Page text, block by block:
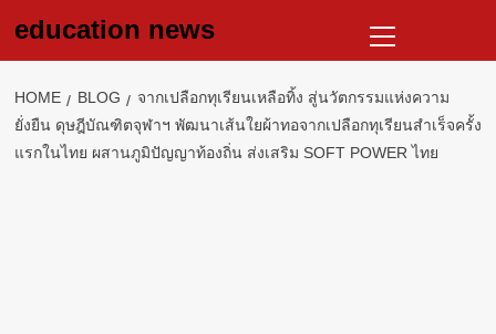
education news
Menu
HOME BLOG
จากเปลือกทุเรียนเหลือทิ้ง สู่นวัตกรรมแห่งความ
ยั่งยืน ดุษฎีบัณฑิตจุฬาฯ พัฒนาเส้นใยผ้าทอจากเปลือกทุเรียนสำเร็จครั้ง
แรกในไทย ผสานภูมิปัญญาท้องถิ่น ส่งเสริม SOFT POWER ไทย